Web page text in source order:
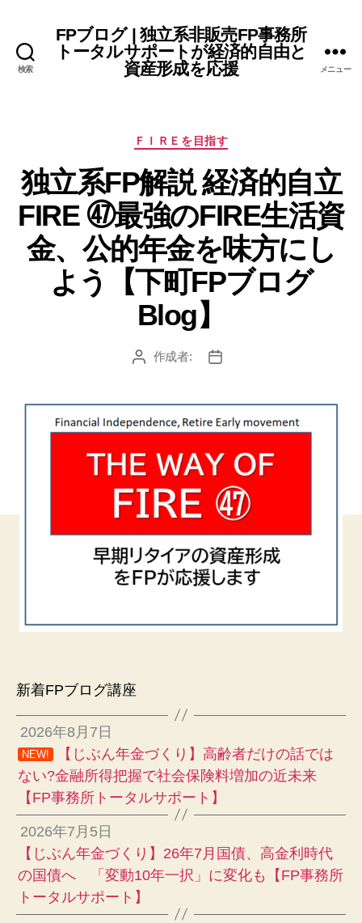
検索
FPブログ | 独立系非販売FP事務所
トータルサポートが経済的自由と
資産形成を応援
メニュー
カ
ゴ
リ
ー
ＦＩＲＥを目指す
独立系FP解説 経済的自立
FIRE ㊼最強のFIRE生活資
金、公的年金を味方にし
よう【下町FPブログ
Blog】
投 作成者:
投
新着FPブログ講座
2026年8月7日
NEW!
【じぶん年金づくり】高齢者だけの話では
ない?金融所得把握で社会保険料増加の近未来
【FP事務所トータルサポート】
2026年7月5日
【じぶん年金づくり】26年7月国債、高金利時代
の国債へ 「変動10年一択」に変化も【FP事務所
トータルサポート】